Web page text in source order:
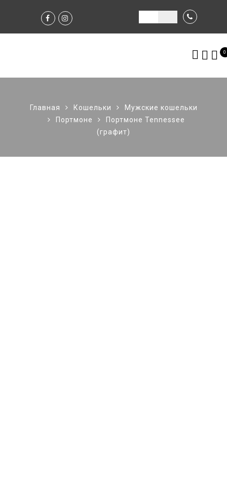
0
Главная Кошельки
Мужские кошельки
Портмоне
Портмоне Tennessee
(графит)